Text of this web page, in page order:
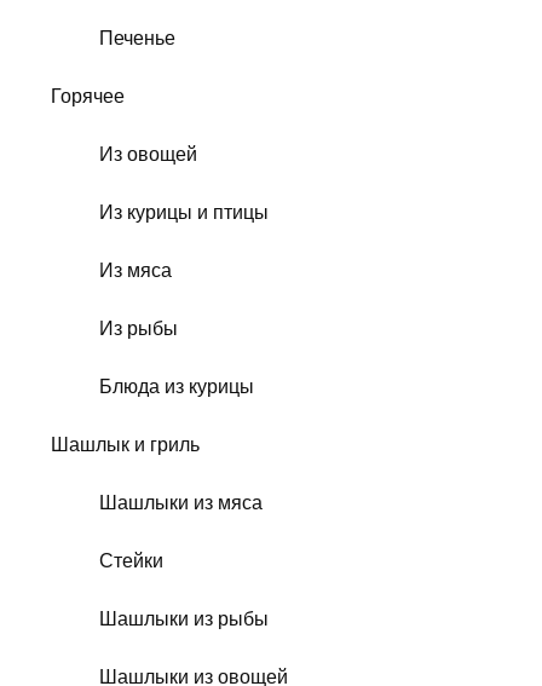
Печенье
Горячее
Из овощей
Из курицы и птицы
Из мяса
Из рыбы
Блюда из курицы
Шашлык и гриль
Шашлыки из мяса
Стейки
Шашлыки из рыбы
Шашлыки из овощей